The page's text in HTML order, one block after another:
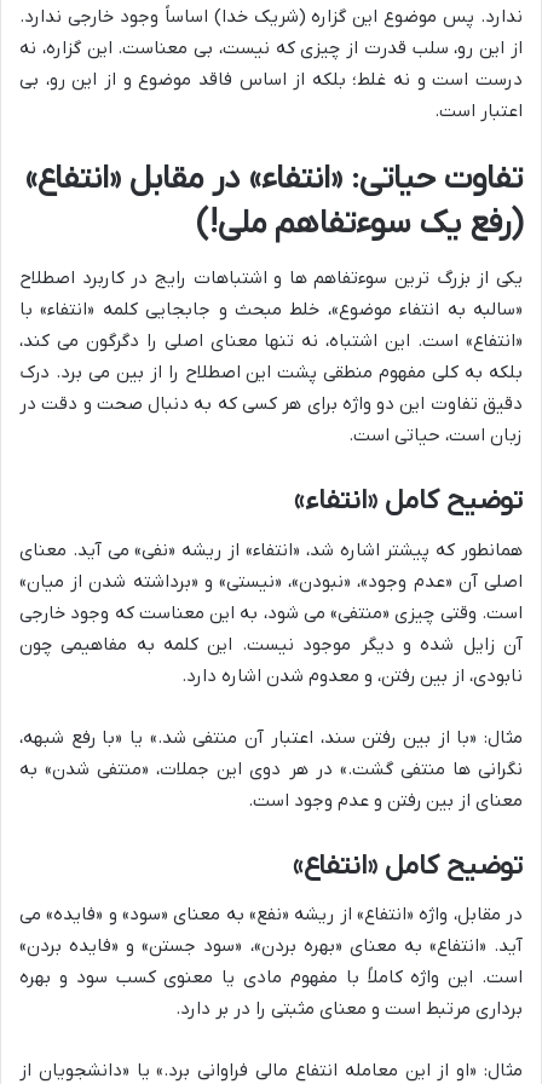
ندارد. پس موضوع این گزاره (شریک خدا) اساساً وجود خارجی ندارد.
از این رو، سلب قدرت از چیزی که نیست، بی معناست. این گزاره، نه
درست است و نه غلط؛ بلکه از اساس فاقد موضوع و از این رو، بی
اعتبار است.
تفاوت حیاتی: «انتفاء» در مقابل «انتفاع»
(رفع یک سوءتفاهم ملی!)
یکی از بزرگ ترین سوءتفاهم ها و اشتباهات رایج در کاربرد اصطلاح
«سالبه به انتفاء موضوع»، خلط مبحث و جابجایی کلمه «انتفاء» با
«انتفاع» است. این اشتباه، نه تنها معنای اصلی را دگرگون می کند،
بلکه به کلی مفهوم منطقی پشت این اصطلاح را از بین می برد. درک
دقیق تفاوت این دو واژه برای هر کسی که به دنبال صحت و دقت در
زبان است، حیاتی است.
توضیح کامل «انتفاء»
همانطور که پیشتر اشاره شد، «انتفاء» از ریشه «نفی» می آید. معنای
اصلی آن «عدم وجود»، «نبودن»، «نیستی» و «برداشته شدن از میان»
است. وقتی چیزی «منتفی» می شود، به این معناست که وجود خارجی
آن زایل شده و دیگر موجود نیست. این کلمه به مفاهیمی چون
نابودی، از بین رفتن، و معدوم شدن اشاره دارد.
مثال: «با از بین رفتن سند، اعتبار آن منتفی شد.» یا «با رفع شبهه،
نگرانی ها منتفی گشت.» در هر دوی این جملات، «منتفی شدن» به
معنای از بین رفتن و عدم وجود است.
توضیح کامل «انتفاع»
در مقابل، واژه «انتفاع» از ریشه «نفع» به معنای «سود» و «فایده» می
آید. «انتفاع» به معنای «بهره بردن»، «سود جستن» و «فایده بردن»
است. این واژه کاملاً با مفهوم مادی یا معنوی کسب سود و بهره
برداری مرتبط است و معنای مثبتی را در بر دارد.
مثال: «او از این معامله انتفاع مالی فراوانی برد.» یا «دانشجویان از